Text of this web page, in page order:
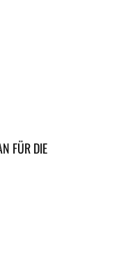
FÜR DIE